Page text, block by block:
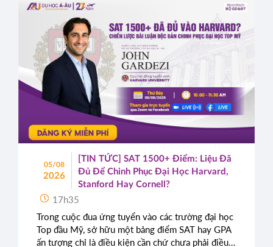
05/08
2026
[TIN TỨC] SAT 1500+ Điểm: Liệu Đã
Đủ Để Chinh Phục Đại Học Harvard,
Stanford Hay Cornell?
17h35
Trong cuộc đua ứng tuyển vào các trường đại học
Top đầu Mỹ, sở hữu một bảng điểm SAT hay GPA
ấn tượng chỉ là điều kiện cần chứ chưa phải điều